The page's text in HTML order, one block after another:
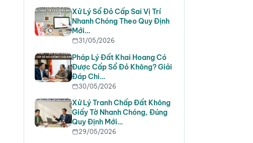
Xử Lý Sổ Đỏ Cấp Sai Vị Trí
Nhanh Chóng Theo Quy Định
Mới…
31/05/2026
Pháp Lý Đất Khai Hoang Có
Được Cấp Sổ Đỏ Không? Giải
Đáp Chi…
30/05/2026
Xử Lý Tranh Chấp Đất Không
Giấy Tờ Nhanh Chóng, Đúng
Quy Định Mới…
29/05/2026